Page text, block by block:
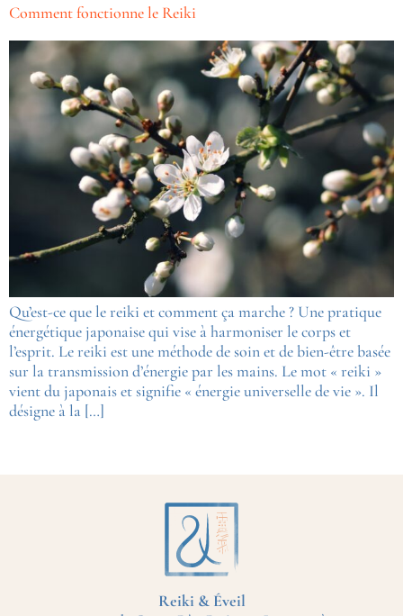
Comment fonctionne le Reiki
Qu’est-ce que le reiki et comment ça marche ? Une pratique
énergétique japonaise qui vise à harmoniser le corps et
l’esprit. Le reiki est une méthode de soin et de bien-être basée
sur la transmission d’énergie par les mains. Le mot « reiki »
vient du japonais et signifie « énergie universelle de vie ». Il
désigne à la […]
Reiki & Éveil